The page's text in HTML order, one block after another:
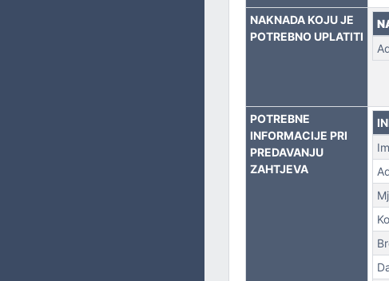
SOCIJALNA PITANJA, ZDRAVSTVO, IZBJEGLICE I RASELJENA
NAKNADA KOJU JE
POTREBNO UPLATITI
POTREBNE
INFORMACIJE PRI
PREDAVANJU
ZAHTJEVA